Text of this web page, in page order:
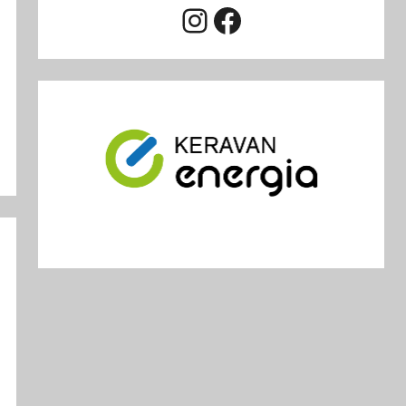
Instagram
Facebook